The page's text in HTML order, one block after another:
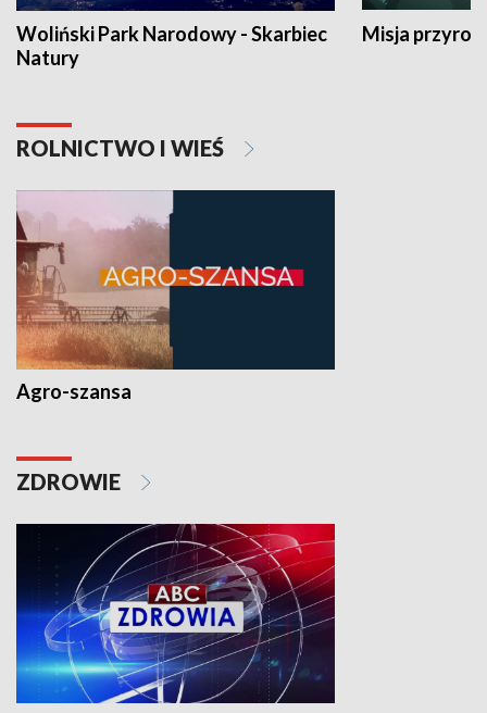
Woliński Park Narodowy - Skarbiec
Natury
Misja
ROLNICTWO I WIEŚ
Agro-szansa
ZDROWIE